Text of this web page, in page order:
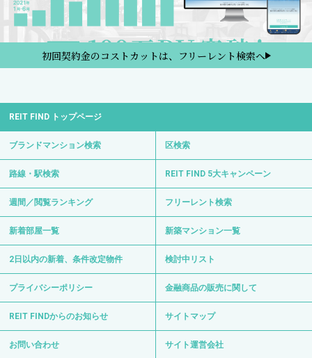
初回契約金のコストカットは、フリーレント検索へ
REIT FIND トップページ
ブランドマンション検索 区検索
路線・駅検索 REIT FIND 5大キャンペーン
週間／閲覧ランキング フリーレント検索
新着部屋一覧 新築マンション一覧
2日以内の新着、条件改定物件 検討中リスト
プライバシーポリシー 金融商品の販売に関して
REIT FINDからのお知らせ サイトマップ
お問い合わせ サイト運営会社